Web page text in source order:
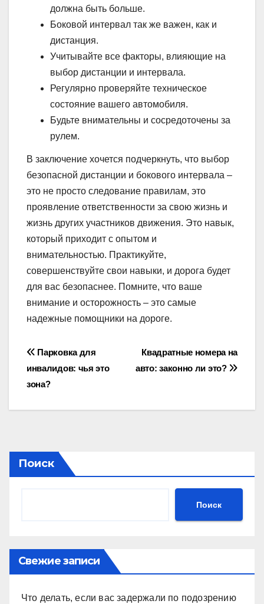
должна быть больше.
Боковой интервал так же важен, как и
дистанция.
Учитывайте все факторы, влияющие на
выбор дистанции и интервала.
Регулярно проверяйте техническое
состояние вашего автомобиля.
Будьте внимательны и сосредоточены за
рулем.
В заключение хочется подчеркнуть, что выбор
безопасной дистанции и бокового интервала –
это не просто следование правилам, это
проявление ответственности за свою жизнь и
жизнь других участников движения. Это навык,
который приходит с опытом и
внимательностью. Практикуйте,
совершенствуйте свои навыки, и дорога будет
для вас безопаснее. Помните, что ваше
внимание и осторожность – это самые
надежные помощники на дороге.
Навигация
по
записям
Квадратные номера на
авто: законно ли это?
Парковка для
инвалидов: чья это
зона?
Поиск
Поиск
Свежие записи
Что делать, если вас задержали по подозрению